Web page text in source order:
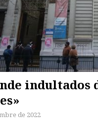
indultados
de 2022